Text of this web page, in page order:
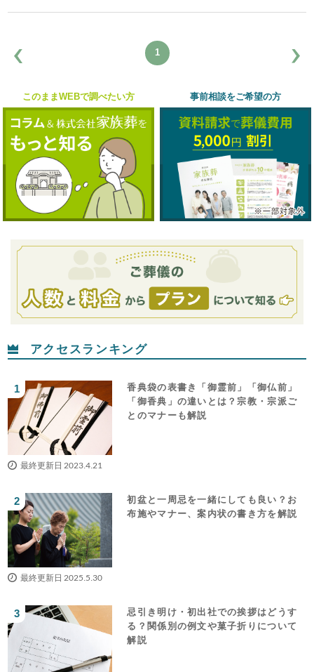
1
このままWEBで調べたい方 事前相談をご希望の方
アクセスランキング
香典袋の表書き「御霊前」「御仏前」
「御香典」の違いとは？宗教・宗派ご
とのマナーも解説
最終更新日 2023.4.21
初盆と一周忌を一緒にしても良い？お
布施やマナー、案内状の書き方を解説
最終更新日 2025.5.30
忌引き明け・初出社での挨拶はどうす
る？関係別の例文や菓子折りについて
解説